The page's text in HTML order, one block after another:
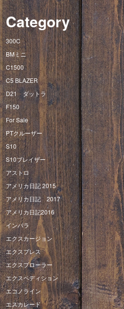
Category
300C
BMミニ
C1500
C5 BLAZER
D21 ダットラ
F150
For Sale
PTクルーザー
S10
S10ブレイザー
アストロ
アメリカ日記 2015
アメリカ日記 2017
アメリカ日記2016
インパラ
エクスカージョン
エクスプレス
エクスプローラー
エクスペディション
エコノライン
エスカレード